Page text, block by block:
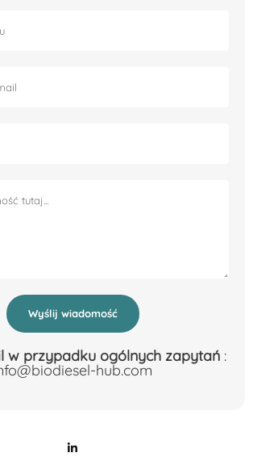
Wyślij wiadomość
w przypadku ogólnych zapytań :
hub.com